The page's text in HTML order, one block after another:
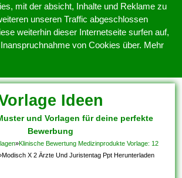
mit der absicht, Inhalte und Reklame zu
unseren Traffic abgeschlossen
weiterhin dieser Internetseite surfen auf,
von Cookies über. Mehr
Ideen
und Vorlagen für deine perfekte
Bewerbung
»Klinische Bewertung Medizinprodukte Vorlage: 12
Modisch X 2 Ärzte Und Juristentag Ppt Herunterladen